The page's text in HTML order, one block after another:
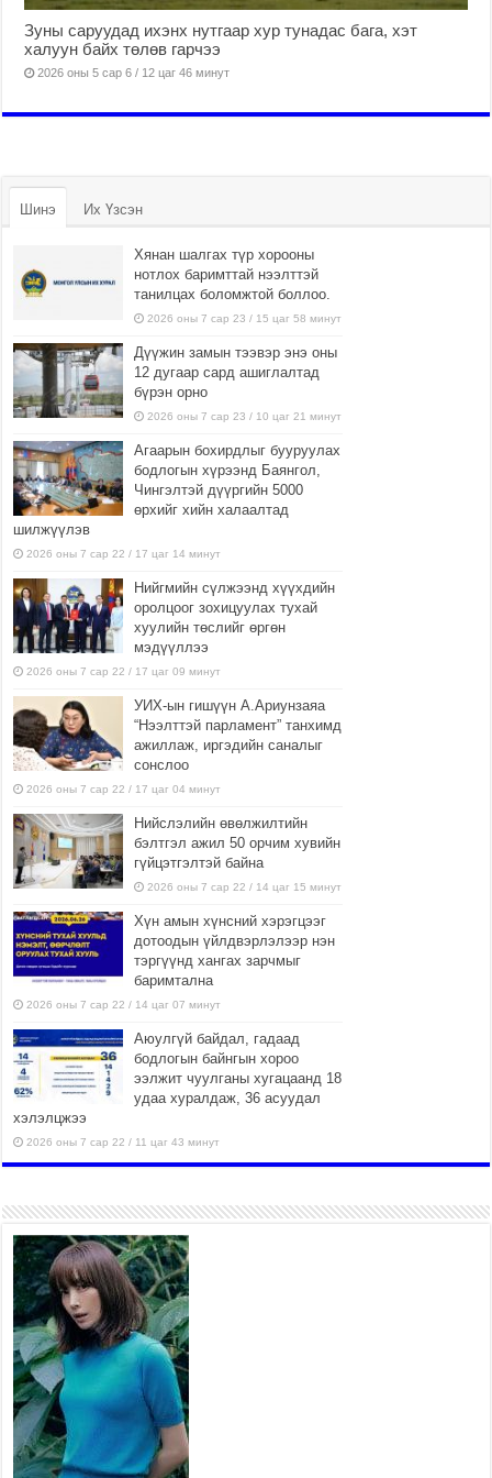
Зуны саруудад ихэнх нутгаар хур тунадас бага, хэт
халуун байх төлөв гарчээ
2026 оны 5 сар 6 / 12 цаг 46 минут
Шинэ Их Үзсэн
Хянан шалгах түр хорооны
нотлох баримттай нээлттэй
танилцах боломжтой боллоо.
2026 оны 7 сар 23 / 15 цаг 58 минут
Дүүжин замын тээвэр энэ оны
12 дугаар сард ашиглалтад
бүрэн орно
2026 оны 7 сар 23 / 10 цаг 21 минут
Агаарын бохирдлыг бууруулах
бодлогын хүрээнд Баянгол,
Чингэлтэй дүүргийн 5000
өрхийг хийн халаалтад
шилжүүлэв
2026 оны 7 сар 22 / 17 цаг 14 минут
Нийгмийн сүлжээнд хүүхдийн
оролцоог зохицуулах тухай
хуулийн төслийг өргөн
мэдүүллээ
2026 оны 7 сар 22 / 17 цаг 09 минут
УИХ-ын гишүүн А.Ариунзаяа
“Нээлттэй парламент” танхимд
ажиллаж, иргэдийн саналыг
сонслоо
2026 оны 7 сар 22 / 17 цаг 04 минут
Нийслэлийн өвөлжилтийн
бэлтгэл ажил 50 орчим хувийн
гүйцэтгэлтэй байна
2026 оны 7 сар 22 / 14 цаг 15 минут
Хүн амын хүнсний хэрэгцээг
дотоодын үйлдвэрлэлээр нэн
тэргүүнд хангах зарчмыг
баримтална
2026 оны 7 сар 22 / 14 цаг 07 минут
Аюулгүй байдал, гадаад
бодлогын байнгын хороо
ээлжит чуулганы хугацаанд 18
удаа хуралдаж, 36 асуудал
хэлэлцжээ
2026 оны 7 сар 22 / 11 цаг 43 минут
боломжтой-Хүүхэд хөгжүүлэх
төв” байгуулах төсөлд төр,
хувийн хэвшлийн түншлэлийн хүрээнд хамтран
ажиллахыг урьж байна
2026 оны 7 сар 22 / 9 цаг 28 минут
Б.Пүрэвдагва: “Урт цагаан”-ыг
залуучууд чөлөөт цагаа
өнгөрүүлдэг, жуулчид зорьж
ирдэг цэг болгоно
2026 оны 7 сар 21 / 16 цаг 47 минут
Тусгай замын автобус /BRT/ төслийн удирдах
хорооны ээлжит хуралдаан боллоо